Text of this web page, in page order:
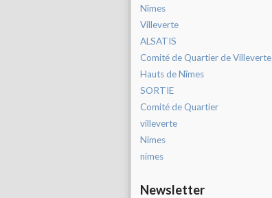
Nîmes
Villeverte
ALSATIS
Comité de Quartier de Villeverte
Hauts de Nîmes
SORTIE
Comité de Quartier
villeverte
Nimes
nimes
Newsletter